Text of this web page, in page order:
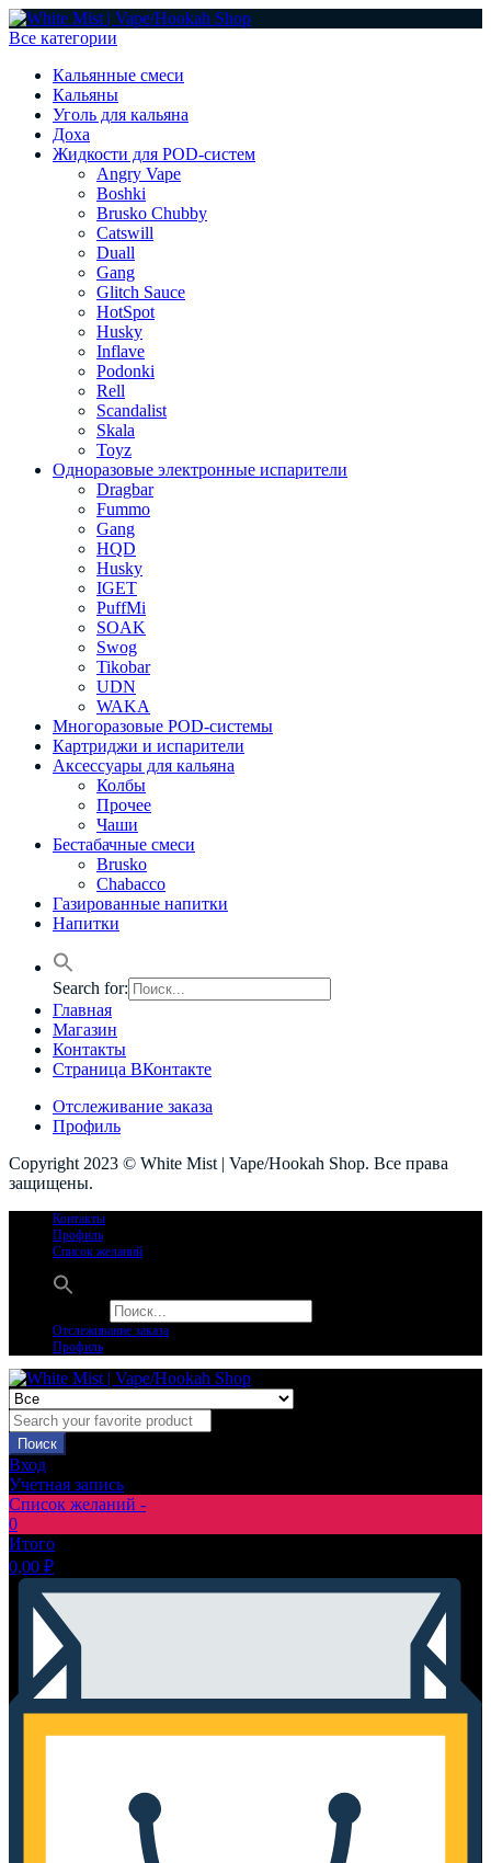
Все категории
Кальянные смеси
Кальяны
Уголь для кальяна
Доха
Жидкости для POD-систем
Angry Vape
Boshki
Brusko Chubby
Catswill
Duall
Gang
Glitch Sauce
HotSpot
Husky
Inflave
Podonki
Rell
Scandalist
Skala
Toyz
Одноразовые электронные испарители
Dragbar
Fummo
Gang
HQD
Husky
IGET
PuffMi
SOAK
Swog
Tikobar
UDN
WAKA
Многоразовые POD-системы
Картриджи и испарители
Аксессуары для кальяна
Колбы
Прочее
Чаши
Бестабачные смеси
Brusko
Chabacco
Газированные напитки
Напитки
Search for:
Главная
Магазин
Контакты
Страница ВКонтакте
Отслеживание заказа
Профиль
Copyright 2023 © White Mist | Vape/Hookah Shop. Все права
защищены.
Контакты
Профиль
Список желаний
Отслеживание заказа
Профиль
Поиск
Вход
Учетная запись
Список желаний -
0
Итого
0,00 ₽